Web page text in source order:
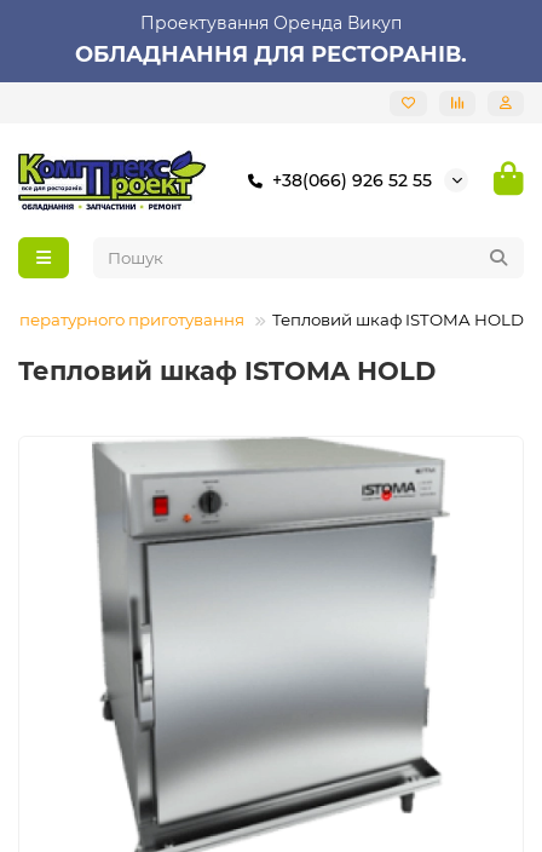
Проектування Оренда Викуп
ОБЛАДНАННЯ ДЛЯ РЕСТОРАНІВ.
+38(066) 926 52 55
приготування Тепловий шкаф ISTOMA HOLD
Тепловий шкаф ISTOMA HOLD